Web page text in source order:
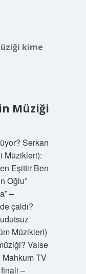
kime
Müziği
Serkan
Müzikleri):
Eşittir Ben
Oğlu”
–
çaldı?
Müzikleri)
Valse
Mahkum TV
–